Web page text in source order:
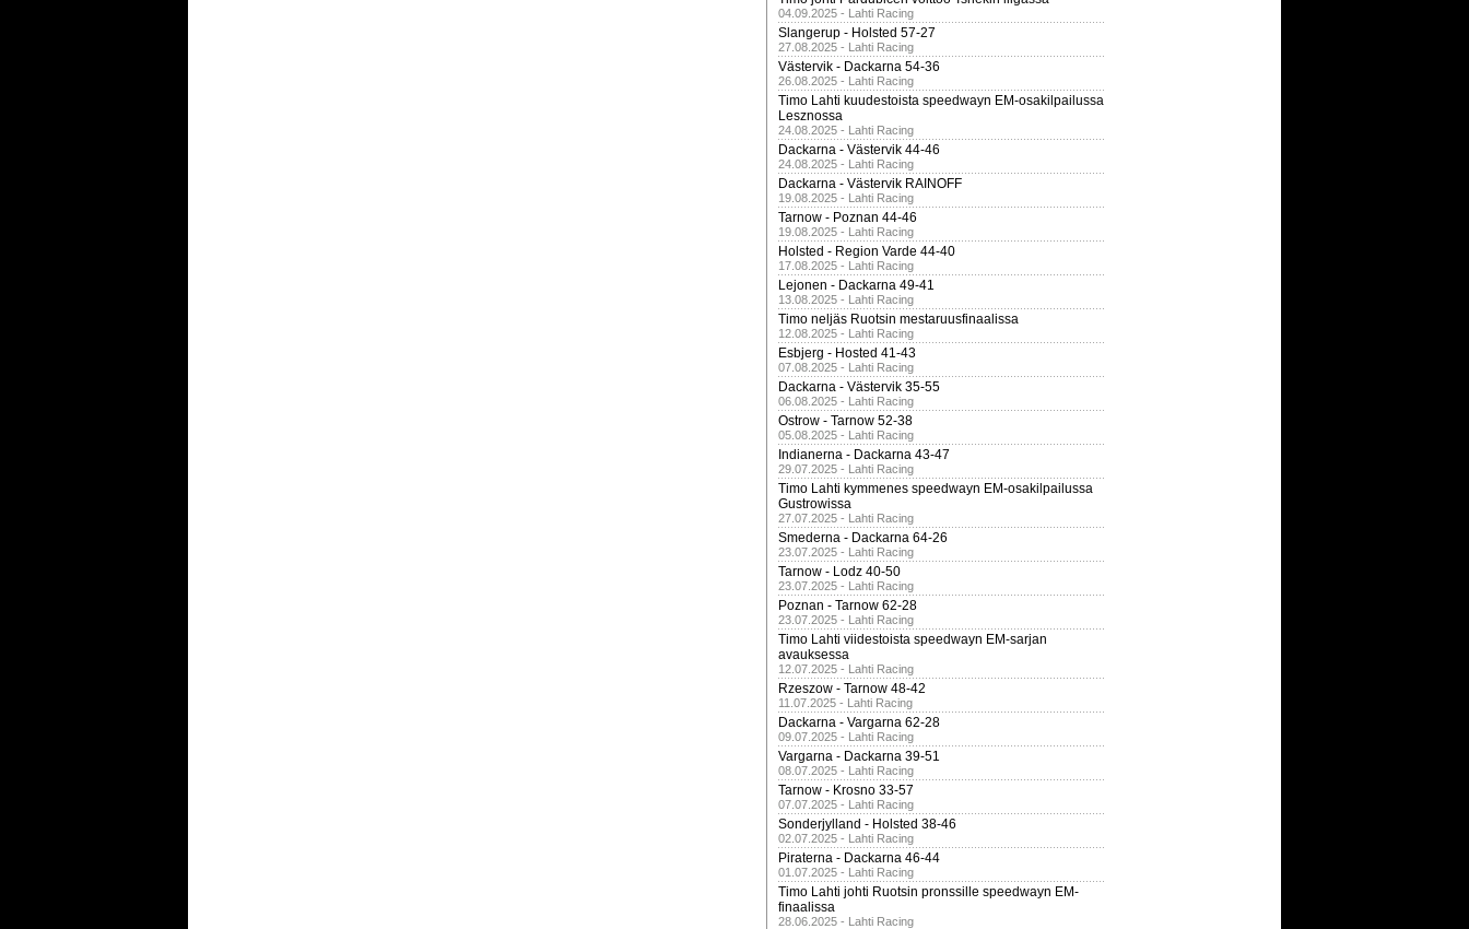
04.09.2025 - Lahti Racing
Slangerup - Holsted 57-27
27.08.2025 - Lahti Racing
Västervik - Dackarna 54-36
26.08.2025 - Lahti Racing
Timo Lahti kuudestoista speedwayn EM-osakilpailussa
Lesznossa
24.08.2025 - Lahti Racing
Dackarna - Västervik 44-46
24.08.2025 - Lahti Racing
Dackarna - Västervik RAINOFF
19.08.2025 - Lahti Racing
Tarnow - Poznan 44-46
19.08.2025 - Lahti Racing
Holsted - Region Varde 44-40
17.08.2025 - Lahti Racing
Lejonen - Dackarna 49-41
13.08.2025 - Lahti Racing
Timo neljäs Ruotsin mestaruusfinaalissa
12.08.2025 - Lahti Racing
Esbjerg - Hosted 41-43
07.08.2025 - Lahti Racing
Dackarna - Västervik 35-55
06.08.2025 - Lahti Racing
Ostrow - Tarnow 52-38
05.08.2025 - Lahti Racing
Indianerna - Dackarna 43-47
29.07.2025 - Lahti Racing
Timo Lahti kymmenes speedwayn EM-osakilpailussa
Gustrowissa
27.07.2025 - Lahti Racing
Smederna - Dackarna 64-26
23.07.2025 - Lahti Racing
Tarnow - Lodz 40-50
23.07.2025 - Lahti Racing
Poznan - Tarnow 62-28
23.07.2025 - Lahti Racing
Timo Lahti viidestoista speedwayn EM-sarjan
avauksessa
12.07.2025 - Lahti Racing
Rzeszow - Tarnow 48-42
11.07.2025 - Lahti Racing
Dackarna - Vargarna 62-28
09.07.2025 - Lahti Racing
Vargarna - Dackarna 39-51
08.07.2025 - Lahti Racing
Tarnow - Krosno 33-57
07.07.2025 - Lahti Racing
Sonderjylland - Holsted 38-46
02.07.2025 - Lahti Racing
Piraterna - Dackarna 46-44
01.07.2025 - Lahti Racing
Timo Lahti johti Ruotsin pronssille speedwayn EM-
finaalissa
28.06.2025 - Lahti Racing